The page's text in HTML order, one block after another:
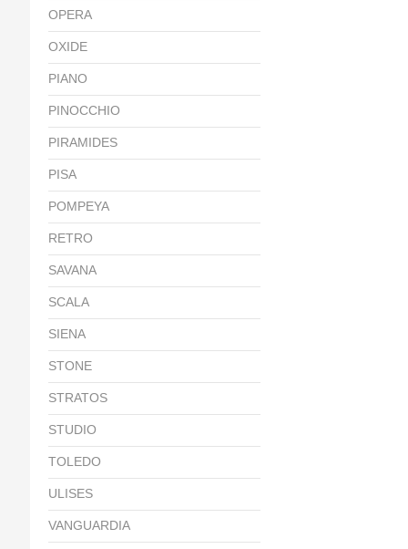
OPERA
OXIDE
PIANO
PINOCCHIO
PIRAMIDES
PISA
POMPEYA
RETRO
SAVANA
SCALA
SIENA
STONE
STRATOS
STUDIO
TOLEDO
ULISES
VANGUARDIA